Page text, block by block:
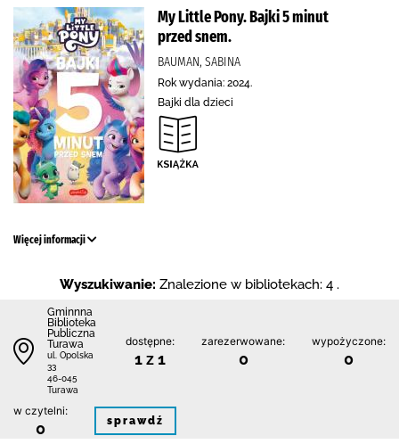
My Little Pony. Bajki 5 minut
przed snem.
BAUMAN, SABINA
Rok wydania: 2024.
Bajki dla dzieci
Więcej informacji
Wyszukiwanie: Znalezione w bibliotekach: 4 .
Gminnna
Biblioteka
Publiczna
Turawa
ul. Opolska
33
46-045
Turawa
dostępne:
1 z 1
zarezerwowane:
0
wypożyczone:
0
w czytelni:
0 sprawdź